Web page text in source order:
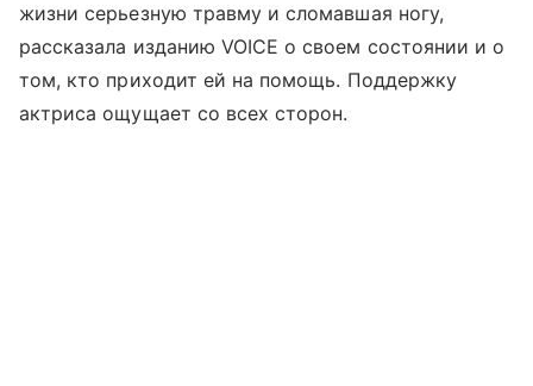
жизни серьезную травму и сломавшая ногу,
рассказала изданию VOICE о своем состоянии и о
том, кто приходит ей на помощь. Поддержку
актриса ощущает со всех сторон.